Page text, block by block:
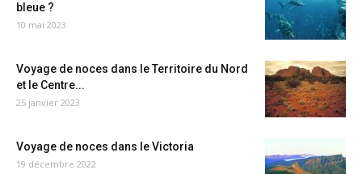
bleue ?
10 mai 2023
Voyage de noces dans le Territoire du Nord
et le Centre...
25 janvier 2023
Voyage de noces dans le Victoria
19 décembre 2022